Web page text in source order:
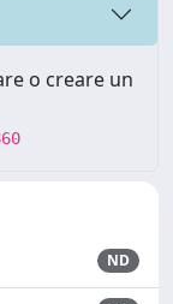
o creare un
ND